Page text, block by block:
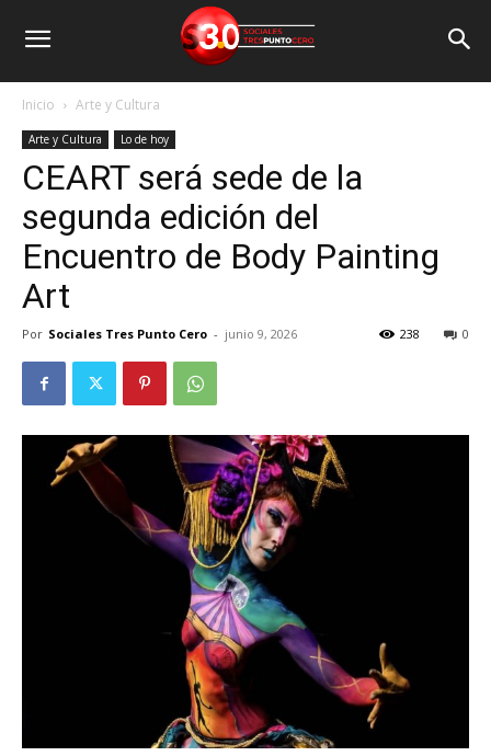
Inicio Arte y Cultura
Arte y Cultura Lo de hoy
CEART será sede de la
segunda edición del
Encuentro de Body Painting
Art
Por Sociales Tres Punto Cero - junio 9, 2026 0
238